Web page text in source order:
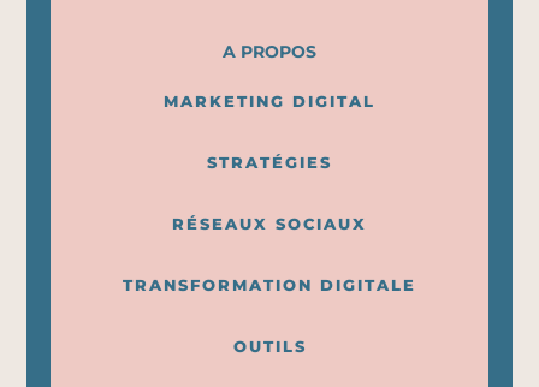
A PROPOS
MARKETING DIGITAL
STRATÉGIES
RÉSEAUX SOCIAUX
TRANSFORMATION DIGITALE
OUTILS